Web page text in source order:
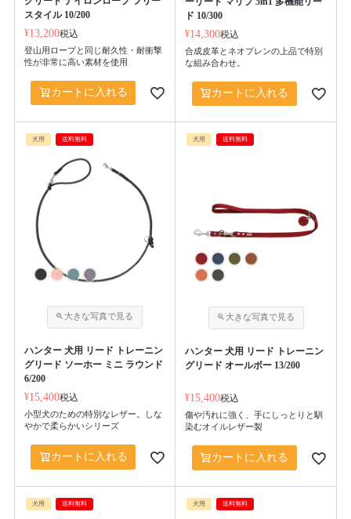
スタイル 10/200
¥13,200税込
登山用ロープと同じ耐久性・耐衝撃
性が非常に高い素材を使用
カートに入れる
ド 10/300
¥14,300税込
合成皮革とネオプレンの上品で特別
な組み合わせ。
カートに入れる
犬用 送料無料
ハンター 犬用 リード トレーニン
グリード ソーホー ミニ ラウンド
6/200
¥15,400税込
小型犬のための特別なレザー。しな
やかで柔らかいシリーズ
カートに入れる
犬用 送料無料
ハンター 犬用 リード トレーニン
グリード オールボー 13/200
¥15,400税込
傷や汚れに強く、手にしっとりと馴
染むオイルレザー製
カートに入れる
犬用 送料無料 犬用 送料無料